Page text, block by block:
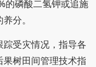
的磷酸二氢钾或追施
分。
受灾情况，指导各
树田间管理技术指